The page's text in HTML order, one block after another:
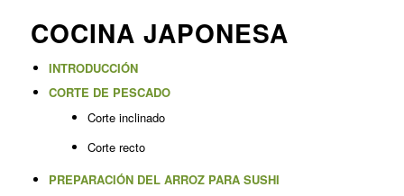
COCINA JAPONESA
INTRODUCCIÓN
CORTE DE PESCADO
Corte inclinado
Corte recto
PREPARACIÓN DEL ARROZ PARA SUSHI